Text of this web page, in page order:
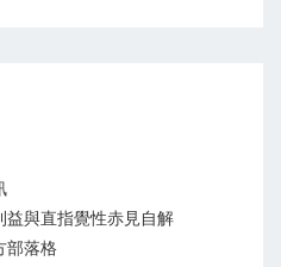
與直指覺性赤見自解
部落格